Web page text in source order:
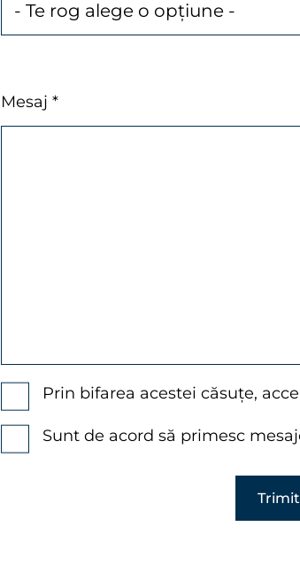
Mesaj *
Prin bifarea acestei căsuțe,
Sunt de acord să primesc